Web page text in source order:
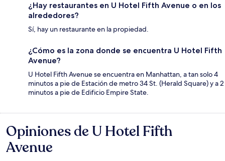
¿Hay restaurantes en U Hotel Fifth Avenue o en los
alrededores?
Sí, hay un restaurante en la propiedad.
¿Cómo es la zona donde se encuentra U Hotel Fifth
Avenue?
U Hotel Fifth Avenue se encuentra en Manhattan, a tan solo 4
minutos a pie de Estación de metro 34 St. (Herald Square) y a 2
minutos a pie de Edificio Empire State.
Opiniones
Opiniones de U Hotel Fifth
Avenue